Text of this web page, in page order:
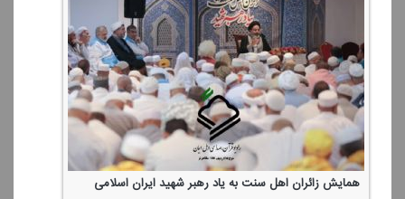
همایش زائران اهل سنت به یاد رهبر شهید ایران اسلامی